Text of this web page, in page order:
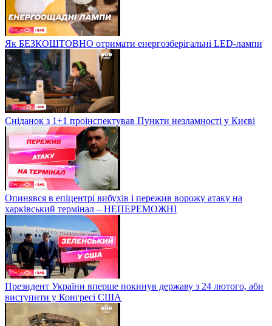
Як БЕЗКОШТОВНО отримати енергозберігальні LED-лампи
Сніданок з 1+1 проінспектував Пункти незламності у Києві
Опинявся в епіцентрі вибухів і пережив ворожу атаку на
харківський термінал – НЕПЕРЕМОЖНІ
Президент України вперше покинув державу з 24 лютого, аби
виступити у Конгресі США